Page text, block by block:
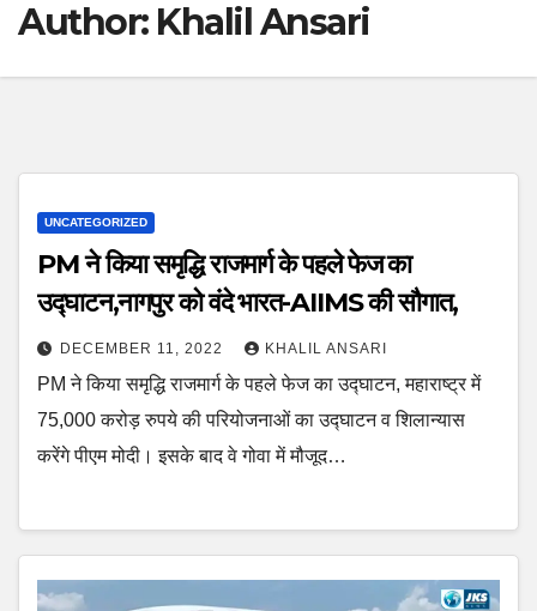
Author: Khalil Ansari
UNCATEGORIZED
PM ने किया समृद्धि राजमार्ग के पहले फेज का
उद्घाटन,नागपुर को वंदे भारत-AIIMS की सौगात,
DECEMBER 11, 2022 KHALIL ANSARI
PM ने किया समृद्धि राजमार्ग के पहले फेज का उद्घाटन, महाराष्ट्र में
75,000 करोड़ रुपये की परियोजनाओं का उद्घाटन व शिलान्यास
करेंगे पीएम मोदी। इसके बाद वे गोवा में मौजूद…